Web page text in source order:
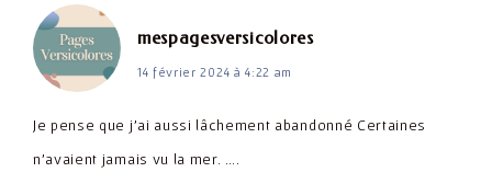
mespagesversicoloresdit :
14 février 2024 à 4:22 am
Je pense que j’ai aussi lâchement abandonné Certaines
n’avaient jamais vu la mer. ….